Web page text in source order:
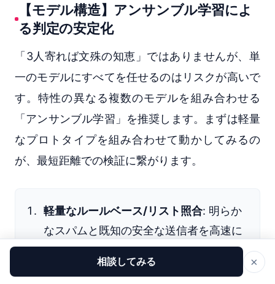
【モデル構造】アンサンブル学習によ
る判定の安定化
「3人寄れば文殊の知恵」ではありませんが、単
一のモデルにすべてを任せるのはリスクが高いで
す。特性の異なる複数のモデルを組み合わせる
「アンサンブル学習」を推奨します。まずは軽量
なプロトタイプを組み合わせて動かしてみるの
が、最短距離での検証に繋がります。
軽量なルールベース/リスト照合: 明らか
なスパムと既知の安全な送信者を高速に
振り分けます。
決定木モデル（LightGBM/XGBoost）:
相談してみる ×